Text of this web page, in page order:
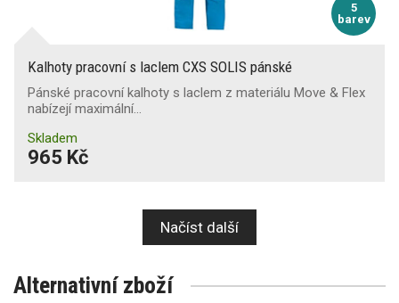
5
barev
Kalhoty pracovní s laclem CXS SOLIS pánské
Pánské pracovní kalhoty s laclem z materiálu Move & Flex
nabízejí maximální…
Skladem
965 Kč
Načíst další
Alternativní zboží